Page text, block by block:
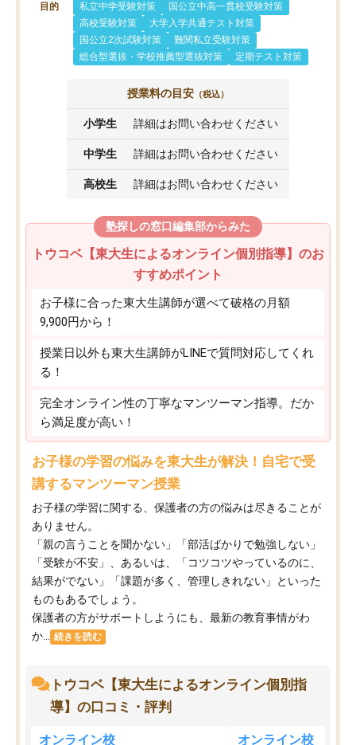
目的 私立中学受験対策
国公立中高一貫校受験対策
高校受験対策
大学入学共通テスト対策
国公立2次試験対策
難関私立受験対策
総合型選抜・学校推薦型選抜対策
定期テスト対策
授業料の目安 （税込）
小学生 詳細はお問い合わせください
中学生 詳細はお問い合わせください
高校生 詳細はお問い合わせください
塾探しの窓口編集部からみた
トウコベ【東大生によるオンライン個別指導】のお
すすめポイント
お子様に合った東大生講師が選べて破格の月額
9,900円から！
授業日以外も東大生講師がLINEで質問対応してくれ
る！
完全オンライン性の丁寧なマンツーマン指導。だか
ら満足度が高い！
お子様の学習の悩みを東大生が解決！自宅で受
講するマンツーマン授業
お子様の学習に関する、保護者の方の悩みは尽きることが
ありません。
「親の言うことを聞かない」「部活ばかりで勉強しない」
「受験が不安」、あるいは、「コツコツやっているのに、
結果がでない」「課題が多く、管理しきれない」といった
ものもあるでしょう。
保護者の方がサポートしようにも、最新の教育事情がわ
か...
続きを読む
トウコベ【東大生によるオンライン個別指
導】の口コミ・評判
オンライン校 オンライン校